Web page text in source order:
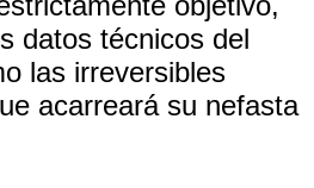
datos técnicos del
las irreversibles
acarreará su nefasta